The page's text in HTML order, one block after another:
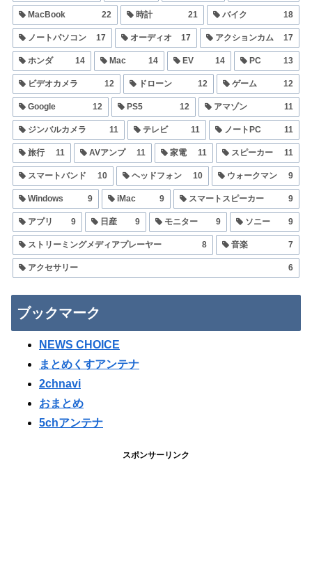
MacBook 22 時計 21 バイク 18
ノートパソコン 17 オーディオ 17 アクションカム 17
ホンダ 14 Mac 14 EV 14 PC 13
ビデオカメラ 12 ドローン 12 ゲーム 12
Google 12 PS5 12 アマゾン 11
ジンバルカメラ 11 テレビ 11 ノートPC 11
旅行 11 AVアンプ 11 家電 11 スピーカー 11
スマートバンド 10 ヘッドフォン 10 ウォークマン 9
Windows 9 iMac 9 スマートスピーカー 9
アプリ 9 日産 9 モニター 9 ソニー 9
ストリーミングメディアプレーヤー 8 音楽 7
アクセサリー 6
ブックマーク
NEWS CHOICE
まとめくすアンテナ
2chnavi
おまとめ
5chアンテナ
スポンサーリンク